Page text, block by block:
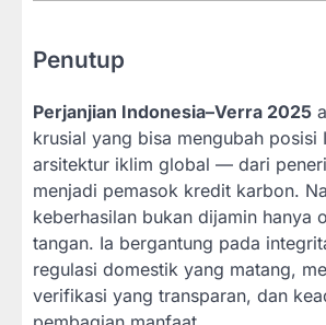
Penutup
Perjanjian Indonesia–Verra 2025
krusial yang bisa mengubah posisi
arsitektur iklim global — dari
menjadi pemasok kredit karbon.
keberhasilan bukan dijamin hanya
tangan. Ia bergantung pada
regulasi domestik yang matang,
verifikasi yang transparan, dan